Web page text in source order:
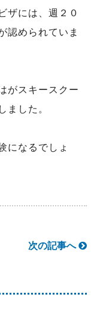
ザには、週２０
認められていま
がスキースクー
ました。
になるでしょ
次の記事へ